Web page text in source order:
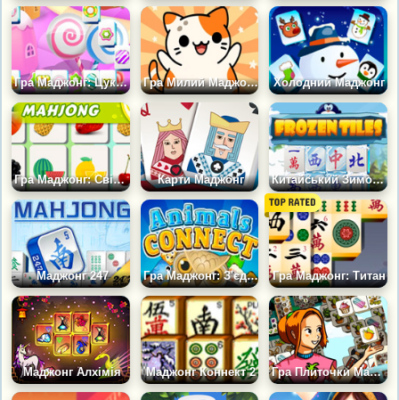
Гра Маджонг: Цукерковий Світ Гра Милий Маджонг із Кошенятами: Збери Три Однакових Холодний Маджонг
Гра Маджонг: Свіжі Фрукти Карти Маджонг Китайський Зимовий Маджонг
Маджонг 247 Гра Маджонг: З'єднай Тварин Гра Маджонг: Титан
Маджонг Алхімія Маджонг Коннект 2 Гра Плиточки Маджонг: Три в Ряд